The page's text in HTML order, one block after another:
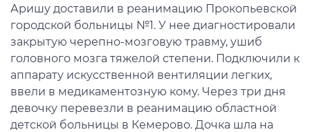
Аришу доставили в реанимацию Прокопьевской
городской больницы №1. У нее диагностировали
закрытую черепно-мозговую травму, ушиб
головного мозга тяжелой степени. Подключили к
аппарату искусственной вентиляции легких,
ввели в медикаментозную кому. Через три дня
девочку перевезли в реанимацию областной
детской больницы в Кемерово. Дочка шла на